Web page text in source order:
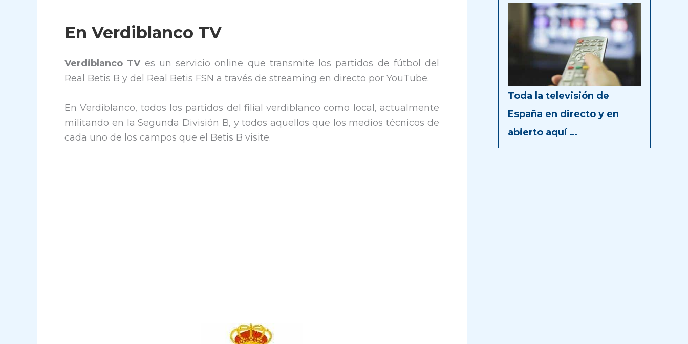
En Verdiblanco TV
Verdiblanco TVes un servicio online que transmite los partidos de fútbol del
Real Betis B y del Real Betis FSN a través de streaming en directo por YouTube.
En Verdiblanco, todos los partidos del filial verdiblanco como local, actualmente
militando en la Segunda División B, y todos aquellos que los medios técnicos de
cada uno de los campos que el Betis B visite.
Toda la televisión de
España en directo y en
abierto aquí …